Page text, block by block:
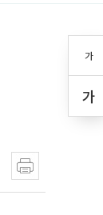
가
가